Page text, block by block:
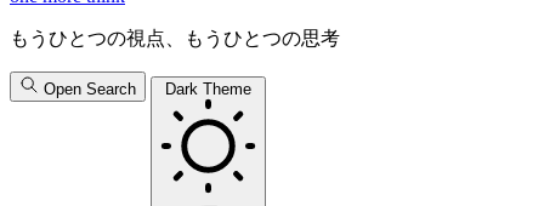
もうひとつの視点、もうひとつの思考
Open Search Dark Theme